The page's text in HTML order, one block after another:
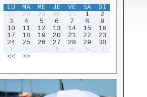
LU
MA ME JE VE SA
DI
27
28 29 30 31 1
2
3
4 5 6 7 8
9
10
11 12 13 14 15
16
17
18 19 20 21 22
23
24
25 26 27 28 29
30
1
2 3 4 5 6
7
<<
>>